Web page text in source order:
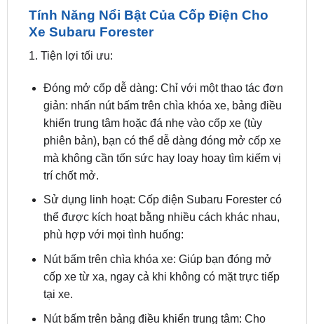
1. Tiện lợi tối ưu:
Đóng mở cốp dễ dàng: Chỉ với một thao tác đơn
khiển trung tâm hoặc đá nhẹ vào cốp xe (tùy
phiên bản), bạn có thể dễ dàng đóng mở cốp xe
mà không cần tốn sức hay loay hoay tìm kiếm vị
trí chốt mở.
Sử dụng linh hoạt: Cốp điện Subaru Forester có
thể được kích hoạt bằng nhiều cách khác nhau,
phù hợp với mọi tình huống:
Nút bấm trên chìa khóa xe: Giúp bạn đóng mở
cốp xe từ xa, ngay cả khi không có mặt trực tiếp
tại xe.
Nút bấm trên bảng điều khiển trung tâm: Cho
phép bạn đóng mở cốp xe một cách tiện lợi khi
đang ngồi trong xe.